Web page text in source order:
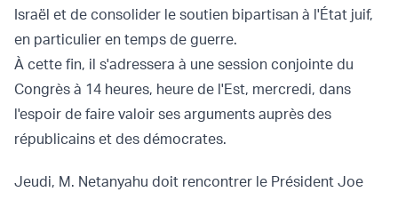
Israël et de consolider le soutien bipartisan à l'État juif,
en particulier en temps de guerre.
À cette fin, il s'adressera à une session conjointe du
Congrès à 14 heures, heure de l'Est, mercredi, dans
l'espoir de faire valoir ses arguments auprès des
républicains et des démocrates.
Jeudi, M. Netanyahu doit rencontrer le Président Joe